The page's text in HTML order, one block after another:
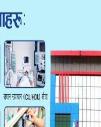
सडकको
छलफल गरेका थिए